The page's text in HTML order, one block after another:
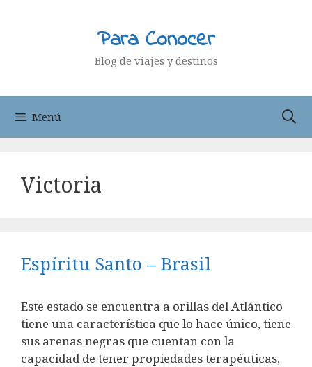
Para Conocer
Blog de viajes y destinos
Menú
Victoria
Espíritu Santo – Brasil
Este estado se encuentra a orillas del Atlántico
tiene una característica que lo hace único, tiene
sus arenas negras que cuentan con la
capacidad de tener propiedades terapéuticas,